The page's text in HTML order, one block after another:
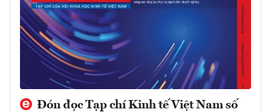
Đón đọc Tạp chí Kinh tế Việt Nam số